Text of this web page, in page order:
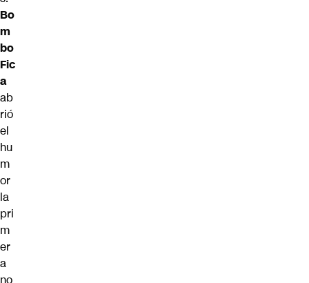
Bo
m
bo
Fic
a
ab
rió
el
hu
m
or
la
pri
m
er
a
no